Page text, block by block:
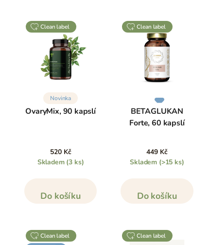
clean label
Novinka
OvaryMix, 90 kapslí
520 Kč
Skladem (3 ks)
Do košíku
clean label
BETAGLUKAN
Forte, 60 kapslí
449 Kč
Skladem (>15 ks)
Do košíku
clean label
clean label